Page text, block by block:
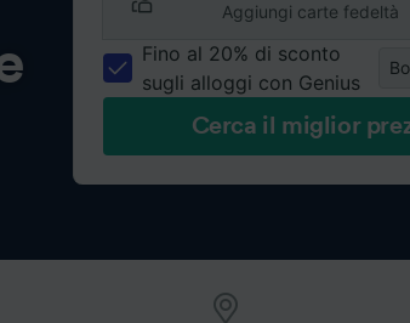
Aggiungi carte fedeltà
Fino al 20% di sconto
sugli alloggi con Genius
Cerca il miglior